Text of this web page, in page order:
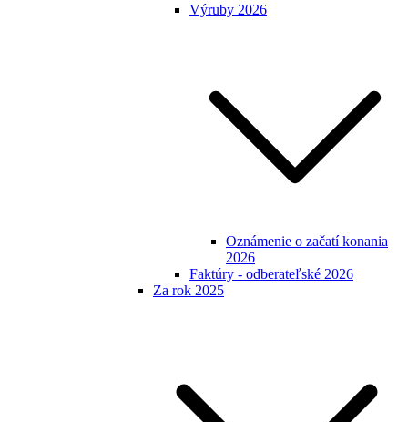
Výruby 2026
Oznámenie o začatí konania
2026
Faktúry - odberateľské 2026
Za rok 2025